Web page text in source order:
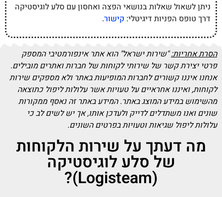
ניתן לשאול שאלות בנושאי הפצה ואחסון עם סלע לוגיסטיקה
דרך טופס הפניות דיגיטלי:קישור.
הסרת אחריות:"שירות ישראל" הוא אתר אינפורמטיבי המספק
פרטי יצירת קשר של שירותי לקוחות של חברות ואתרים מובילים.
אנחנו איננו קשורים לחברות המופיעות באתר ולא מספקים שירות
לקוחות, ואיננו אחראיים על טעויות אשר עלולות ליפול כתוצאה
מהשימוש במידע המוצג באתר. המידע באתר זה נאסף ממקורות
שונים ואנו משתדלים לדייק ולעדכן אותו, אך יש לשים לב כי
עלולות ליפול שגיאות וטעויות בפרטים השונים.
מה דעתך על שירות הלקוחות
של סלע לוגיסטיקה
(Logisteam)?